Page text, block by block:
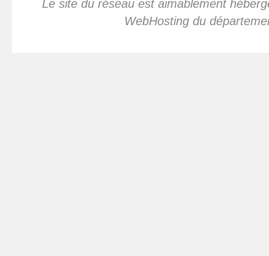
Le site du réseau est aimablement
WebHosting du